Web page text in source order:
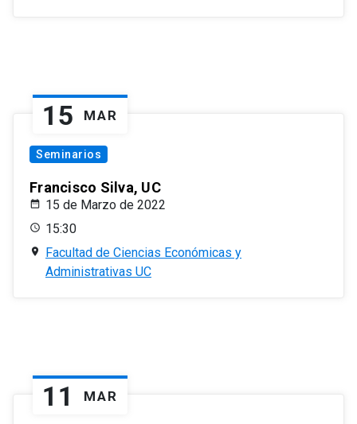
15 MAR
Seminarios
Francisco Silva, UC
15 de Marzo de 2022
15:30
Facultad de Ciencias Económicas y
Administrativas UC
11 MAR